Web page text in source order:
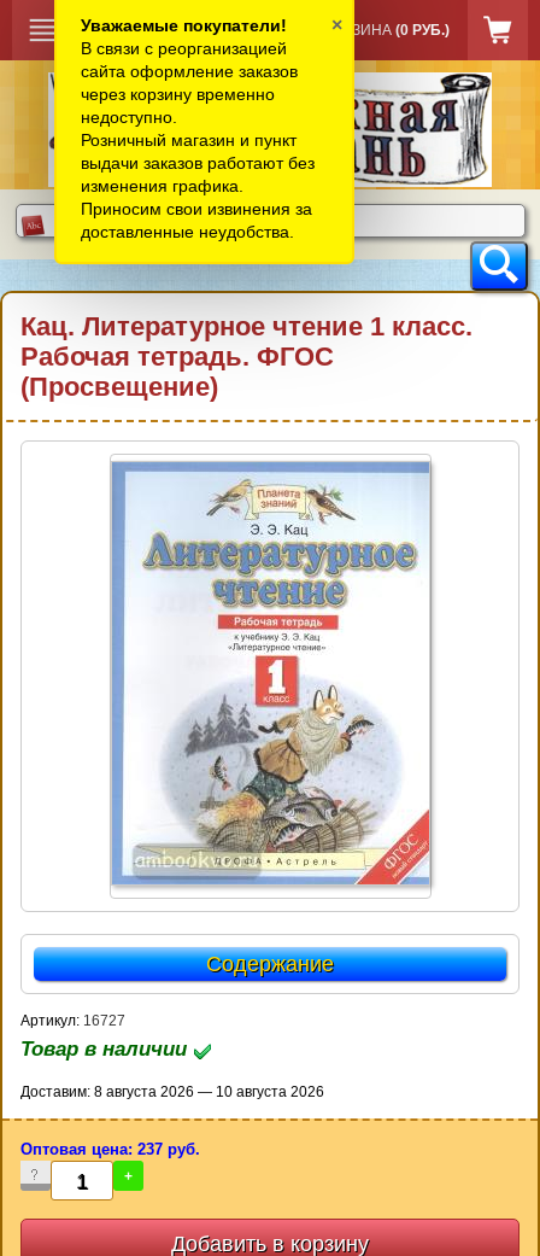
КОРЗИНА (0 РУБ.)
Кац. Литературное чтение 1 класс.
Рабочая тетрадь. ФГОС
(Просвещение)
Содержание
Артикул: 16727
Товар в наличии
Доставим: 8 августа 2026 — 10 августа 2026
Оптовая цена: 237 руб.
- +
Уважаемые покупатели!
В связи с реорганизацией
сайта оформление заказов
через корзину временно
недоступно.
Розничный магазин и пункт
выдачи заказов работают без
изменения графика.
Приносим свои извинения за
доставленные неудобства.
×